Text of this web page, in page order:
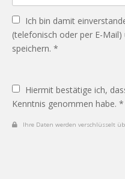
Ich bin damit
(telefonisch oder per E-
speichern. *
Hiermit bestätige ich,
Kenntnis genommen habe. *
Ihre Daten werden verschlüsselt